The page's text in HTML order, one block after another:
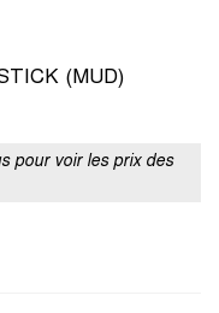
(MUD)
pour voir les prix des